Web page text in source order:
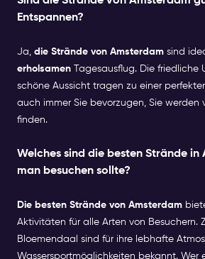
Entspannen?
Ja, die Strände von Amsterdam sind
erholsamen
Tagesausflug. Die
schöne Aussicht tragen zu einer
auch immer Sie bevorzugen, Sie werden
finden.
Welches sind die besten Strände in
man besuchen sollte?
Die besten Strände von Amsterdam
Aktivitäten für alle Arten von Besuchern.
Bloemendaal sind für ihre lebhafte
Wassersportmöglichkeiten bekannt. Wer